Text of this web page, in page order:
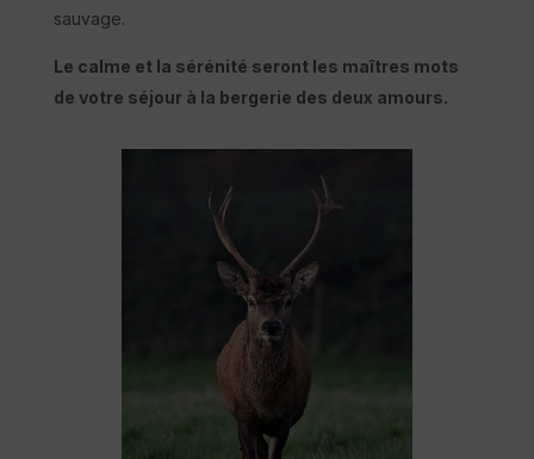
sauvage.
Le calme et la sérénité seront les maîtres mots
de votre séjour à la bergerie des deux amours.